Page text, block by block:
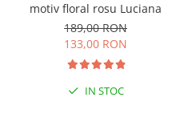
motiv floral rosu Luciana
189,00 RON
133,00 RON
IN STOC